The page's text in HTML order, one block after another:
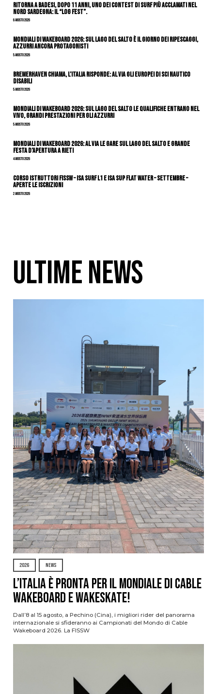
Ritorna a Badesi, dopo 11 anni, uno dei contest di surf più acclamati nel
nord Sardegna: il “Log Fest”.
6 Agosto 2026
Mondiali di Wakeboard 2026: sul Lago del Salto è il giorno dei ripescaggi,
azzurri ancora protagonisti
5 Agosto 2026
Bremerhaven chiama, l’Italia risponde: al via gli Europei di Sci Nautico
Disabili
5 Agosto 2026
Mondiali di Wakeboard 2026: sul Lago del Salto le qualifiche entrano nel
vivo, grandi prestazioni per gli azzurri
5 Agosto 2026
Mondiali di Wakeboard 2026: al via le gare sul Lago del Salto e grande
festa d’apertura a Rieti
4 Agosto 2026
CORSO ISTRUTTORI FISSW – ISA SURF L1 e ISA SUP Flat Water – SETTEMBRE –
APERTE LE ISCRIZIONI
2 Agosto 2026
ULTIME NEWS
2026 NEWS
L’Italia è pronta per il Mondiale di Cable
Wakeboard e Wakeskate!
Dall’8 al 15 agosto, a Pechino (Cina), i migliori rider del panorama
internazionale si sfideranno ai Campionati del Mondo di Cable
Wakeboard 2026. La FISSW